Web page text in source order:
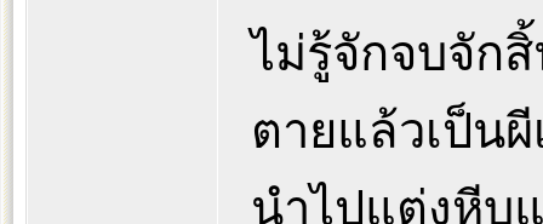
ไม่รู้จักจบจัก
ตายแล้วเป็น
นำไปแต่งหีบ